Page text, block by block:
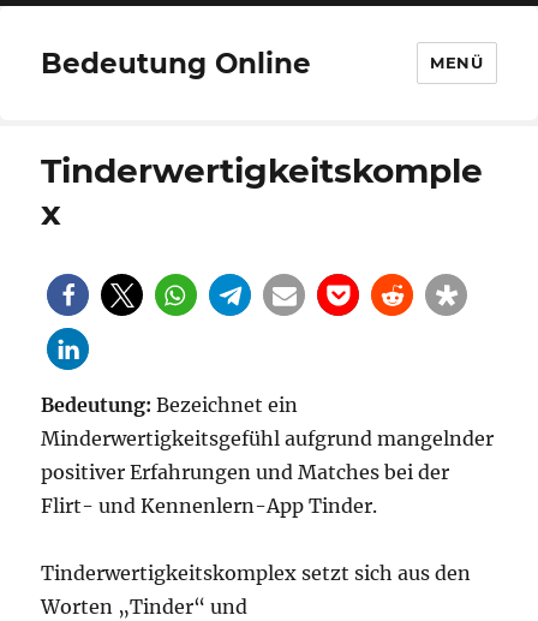
Bedeutung Online MENÜ
Tinderwertigkeitskomple
x
Bedeutung: Bezeichnet ein
Minderwertigkeitsgefühl aufgrund mangelnder
positiver Erfahrungen und Matches bei der
Flirt- und Kennenlern-App Tinder.
Tinderwertigkeitskomplex setzt sich aus den
Worten „Tinder“ und